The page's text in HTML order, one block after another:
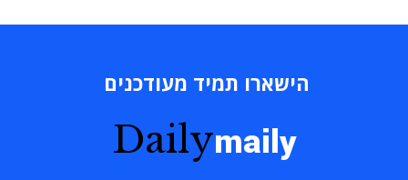
הישארו תמיד מעודכנים
Dailymaily